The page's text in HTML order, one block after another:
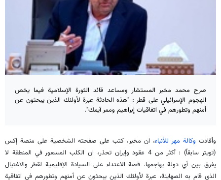
صرح محمد مخبر المستشار ومساعد قائد الثورة الإسلامية فيما يخص
الهجوم الإسرائيلي على قطر : "هذه الحادثة عبرة لأولئك الذين يبحثون عن
أمنهم وتطورهم في اتفاقيات إبراهيم وممر آيمك".
وأفادت وكالة مهر للأنباء، ان مخبر، كتب على صفحته الشخصية على منصة إكس
(تويتر سابقاً) : أكثر من 4 عقود وإيران تحذر، ان الكلب المسعور في المنطقة لا
يفرق بين أي دولة يهاجمها. قصة الاعتداء على السيادة الإقليمية لقطر والاغتيال
الذي قام به الصهاينة، عبرة لأولئك الذين يبحثون عن أمنهم وتطورهم في اتفاقية